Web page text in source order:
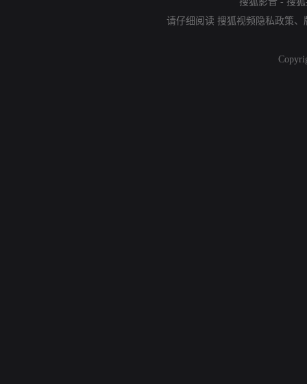
请仔细阅读 搜狐视频隐私政策、